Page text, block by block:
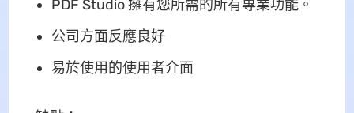
PDF Studio 擁有您所需的所有專業功能。
公司方面反應良好
易於使用的使用者介面